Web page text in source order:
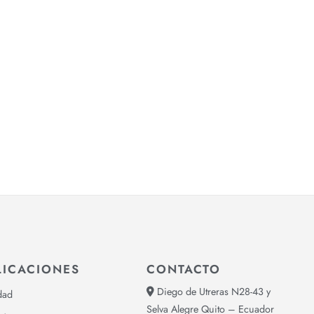
CONTACTO
Diego de Utreras N28-43 y
Selva Alegre Quito – Ecuador